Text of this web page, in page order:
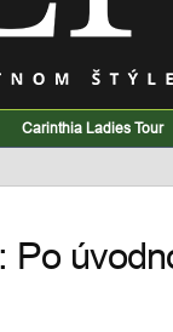
Carinthia Ladies Tour
Po